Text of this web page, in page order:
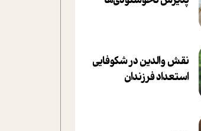
نقش والدین در شکوفا‌یی
ا‌ستعداد فرزندان‌